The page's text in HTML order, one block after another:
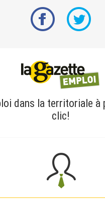
dans la territoriale à
clic!